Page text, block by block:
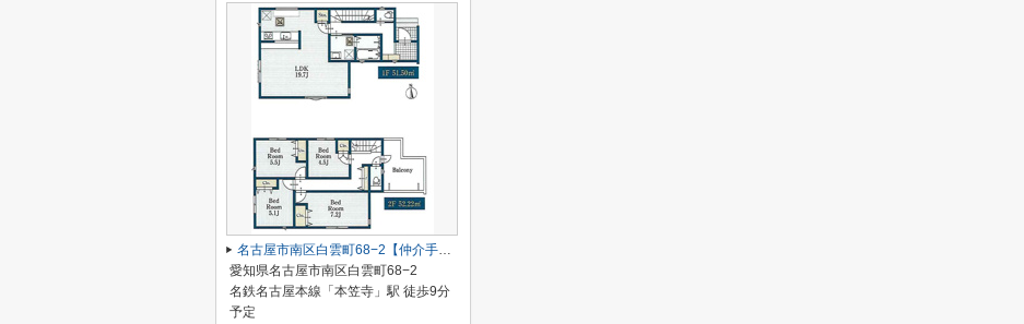
名古屋市南区白雲町68−2【仲介手数料無料】新築一戸建て 1号棟
愛知県名古屋市南区白雲町68−2
名鉄名古屋本線「本笠寺」駅 徒歩9分
予定